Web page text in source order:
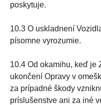
poskytuje.
10.3 O uskladnení
písomne vyrozumie.
10.4 Od okamihu, keď je
ukončení Opravy v
za prípadné škody
príslušenstve ani za iné